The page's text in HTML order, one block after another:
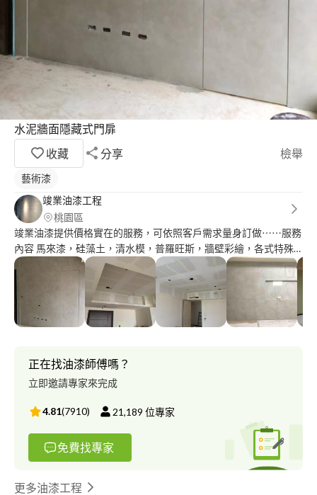
水泥牆面隱藏式門扉
收藏
分享 檢舉
藝術漆
竣業油漆工程
桃園區
竣業油漆提供價格實在的服務，可依照客戶需求量身訂做⋯⋯服務
內容 馬來漆，硅藻土，清水模，普羅旺斯，牆壁彩繪，各式特殊
漆⋯等，
正在找油漆師傅嗎？
立即邀請專家來完成
4.81(7910) 21,189 位專家
免費找專家
更多油漆工程